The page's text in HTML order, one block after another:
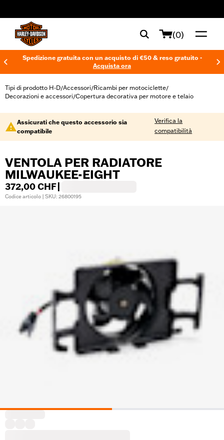
(0)
Spedizione gratuita con un acquisto di €50 & reso gratuito -
Acquista ora
Tipi di prodotto H-D/Accessori/Ricambi per motociclette/
Decorazioni e accessori/Copertura decorativa per motore e telaio
Assicurati che questo accessorio sia
compatibile
Verifica la
compatibilità
VENTOLA PER RADIATORE
MILWAUKEE-EIGHT
372,00 CHF
Codice articolo | SKU: 26800195